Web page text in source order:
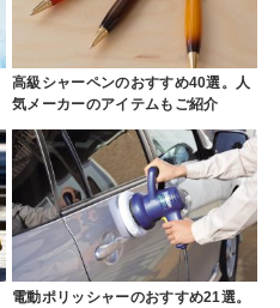
高級シャーペンのおすすめ40選。人
気メーカーのアイテムもご紹介
電動ポリッシャーのおすすめ21選。